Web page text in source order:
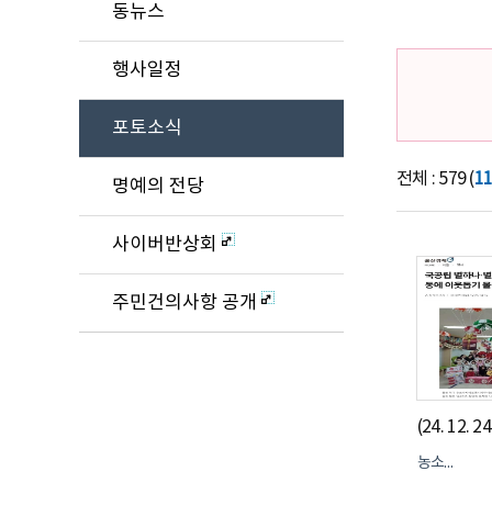
동뉴스
행사일정
포토소식
명예의 전당
사이버반상회
주민건의사항 공개
전체 : 579 (11
농소2동